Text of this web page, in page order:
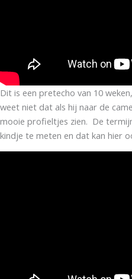
Dit is een pretecho van 10
weet niet dat als hij naar de
mooie profieltjes zien. De
kindje te meten en dat kan hier